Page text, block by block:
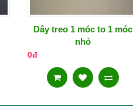
Dây treo 1 móc to 1 móc
nhỏ
0đ